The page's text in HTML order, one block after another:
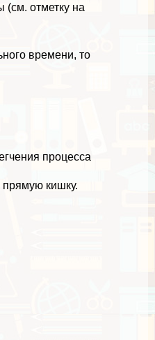
(см. отметку на
времени, то
процесса
кишку.